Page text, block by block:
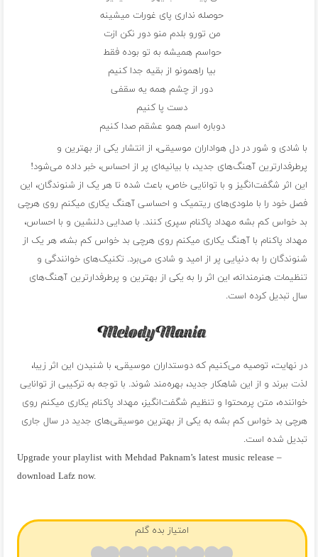
حوصله نداری پای غورات میشینه
من تورو بلدم منو دور نکن ازت
حواسم همیشه به تو بوده فقط
بیا راهمونو از بقیه جدا کنیم
دور از چشم همه یه سقفی
دست پا کنیم
دوباره اسم همو عشقم صدا کنیم
با شادی و شور در دل هواداران موسیقی، از انتشار یکی از بهترین و
پرطرفدارترین آهنگ‌های جدید، با بیانیه‌ای پر از احساس، خبر داده می‌شود!
این اثر شگفت‌انگیز و با توانایی خاص، باعث شده تا هر یک از شنوندگان، این
فصل خود را با ملودی‌های ریتمیک و احساسی آهنگ یکاری میکنم روی هرچی
بد خواس کم بشه مهداد پاکنام سپری کنند. با صدایی دلنشین و با احساس،
مهداد پاکنام با آهنگ یکاری میکنم روی هرچی بد خواس کم بشه، هر یک از
شنوندگان را به دنیایی پر از امید و شادی می‌برد. تکنیک‌های خوانندگی و
تنظیمات هنرمندانه، این اثر را به یکی از بهترین و پرطرفدارترین آهنگ‌های
سال تبدیل کرده است.
در نهایت، توصیه می‌کنیم که دوستداران موسیقی، با شنیدن این اثر زیبا،
لذت ببرند و از این شاهکار جدید، بهره‌مند شوند. با توجه به ترکیبی از توانایی
خواننده، متن پرمحتوا و تنظیم شگفت‌انگیز، مهداد پاکنام یکاری میکنم روی
هرچی بد خواس کم بشه به یکی از بهترین موسیقی‌های جدید در سال جاری
تبدیل شده است.
Upgrade your playlist with Mehdad Paknam’s latest music release –
download Lafz now.
امتیاز بده گلم